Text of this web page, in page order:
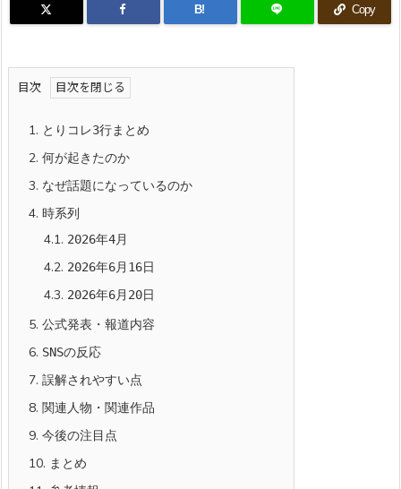
B! Copy
目次
1. とりコレ3行まとめ
2. 何が起きたのか
3. なぜ話題になっているのか
4. 時系列
4.1. 2026年4月
4.2. 2026年6月16日
4.3. 2026年6月20日
5. 公式発表・報道内容
6. SNSの反応
7. 誤解されやすい点
8. 関連人物・関連作品
9. 今後の注目点
10. まとめ